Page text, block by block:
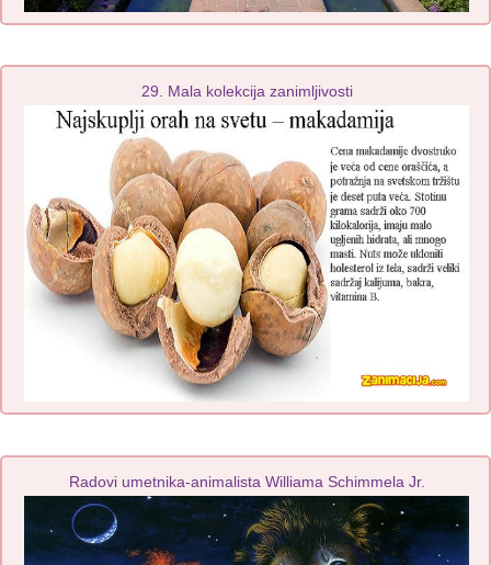
29. Mala kolekcija zanimljivosti
Radovi umetnika-animalista Williama Schimmela Jr.